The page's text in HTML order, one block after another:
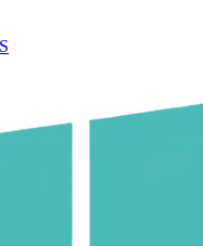
và độ bền dữ liệu
hấp dẫn. Tuy
về quá trình
cloud – đặc biệt